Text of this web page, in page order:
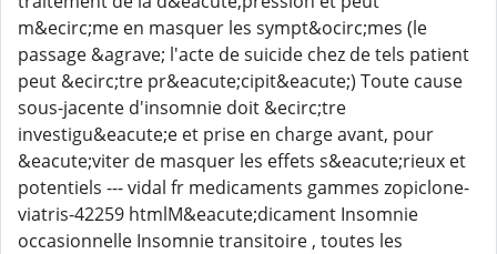
m&ecirc;me en masquer les sympt&ocirc;mes (le
passage &agrave; l'acte de suicide chez de tels patient
peut &ecirc;tre pr&eacute;cipit&eacute;) Toute cause
sous-jacente d'insomnie doit &ecirc;tre
investigu&eacute;e et prise en charge avant, pour
&eacute;viter de masquer les effets s&eacute;rieux et
potentiels --- vidal fr medicaments gammes zopiclone-
viatris-42259 htmlM&eacute;dicament Insomnie
occasionnelle Insomnie transitoire , toutes les